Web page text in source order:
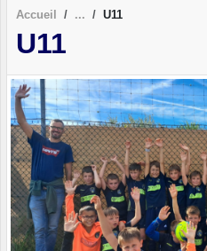
Accueil U11
U11